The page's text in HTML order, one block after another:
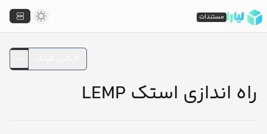
راه اندازی استک LEMP
مستندات